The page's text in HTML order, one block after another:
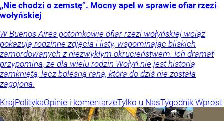
„Nie chodzi o zemstę”. Mocny apel w sprawie ofiar rzezi
wołyńskiej
W Buenos Aires potomkowie ofiar rzezi wołyńskiej wciąż
pokazują rodzinne zdjęcia i listy, wspominając bliskich
zamordowanych z niezwykłym okrucieństwem. Ich dramat
przypomina, że dla wielu rodzin Wołyń nie jest historią
zamkniętą, lecz bolesną raną, która do dziś nie została
zagojona.
KrajPolitykaOpinie i komentarzeTylko u NasTygodnik Wprost